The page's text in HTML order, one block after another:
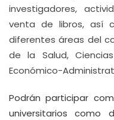
investigadores,
venta de libros, así
diferentes áreas del
de la Salud,
Económico-
Podrán participar
universitarios como